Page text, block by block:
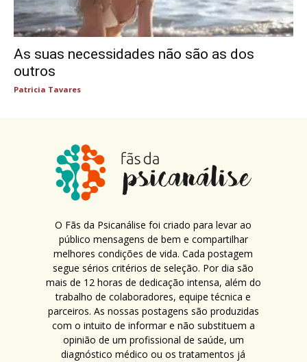
As suas necessidades não são as dos
outros
Patricia Tavares
O Fãs da Psicanálise foi criado para levar ao
público mensagens de bem e compartilhar
melhores condições de vida. Cada postagem
segue sérios critérios de seleção. Por dia são
mais de 12 horas de dedicação intensa, além do
trabalho de colaboradores, equipe técnica e
parceiros. As nossas postagens são produzidas
com o intuito de informar e não substituem a
opinião de um profissional de saúde, um
diagnóstico médico ou os tratamentos já